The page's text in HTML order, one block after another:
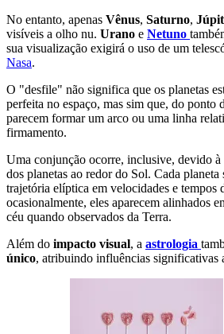
No entanto, apenas Vênus, Saturno,
visíveis a olho nu. Urano e Netuno
sua visualização exigirá o uso de um
Nasa.
O "desfile" não significa que os planetas
perfeita no espaço, mas sim que, do ponto
parecem formar um arco ou uma linha
firmamento.
Uma conjunção ocorre, inclusive, devido à
dos planetas ao redor do Sol. Cada planeta
trajetória elíptica em velocidades e tempos
ocasionalmente, eles aparecem alinhados
céu quando observados da Terra.
Além do impacto visual, a astrologia
único, atribuindo influências significativas